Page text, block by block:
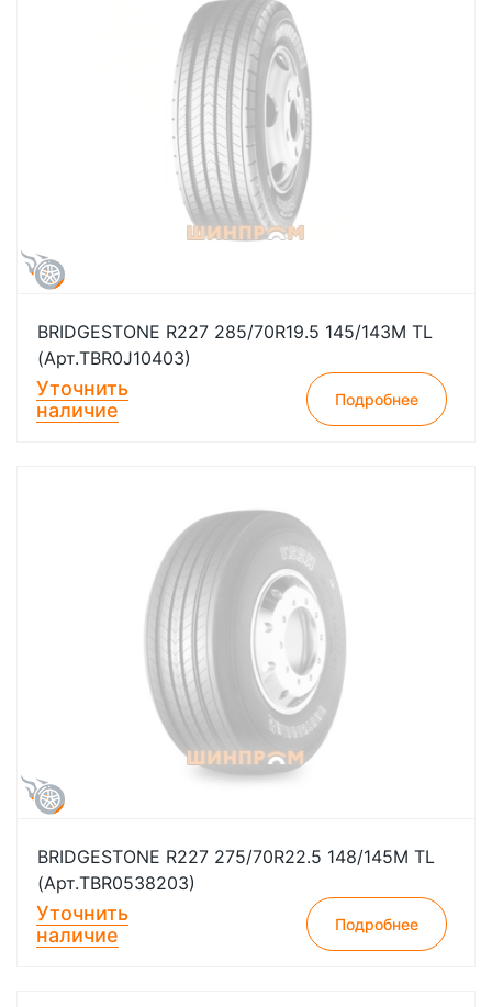
BRIDGESTONE R227 285/70R19.5 145/143M TL
(Арт.TBR0J10403)
Уточнить
наличие
Подробнее
BRIDGESTONE R227 275/70R22.5 148/145M TL
(Арт.TBR0538203)
Уточнить
наличие
Подробнее